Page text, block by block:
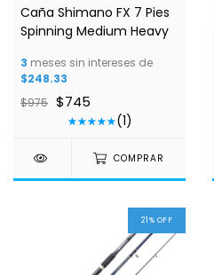
1/3
Caña Shimano FX 7 Pies
Spinning Medium Heavy
3 meses sin intereses de
$248.33
$975 $745
(1)
COMPRAR
21 % OFF